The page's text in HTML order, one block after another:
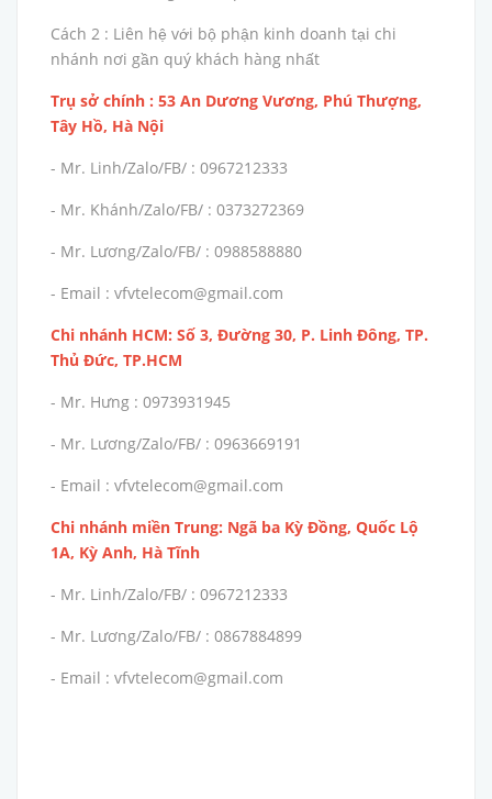
Cách 2 : Liên hệ với bộ phận kinh doanh tại chi
nhánh nơi gần quý khách hàng nhất
Trụ sở chính : 53 An Dương Vương, Phú Thượng,
Tây Hồ, Hà Nội
- Mr. Linh/Zalo/FB/ : 0967212333
- Mr. Khánh/Zalo/FB/ : 0373272369
- Mr. Lương/Zalo/FB/ : 0988588880
- Email : vfvtelecom@gmail.com
Chi nhánh HCM: Số 3, Đường 30, P. Linh Đông, TP.
Thủ Đức, TP.HCM
- Mr. Hưng : 0973931945
- Mr. Lương/Zalo/FB/ : 0963669191
- Email : vfvtelecom@gmail.com
Chi nhánh miền Trung: Ngã ba Kỳ Đồng, Quốc Lộ
1A, Kỳ Anh, Hà Tĩnh
- Mr. Linh/Zalo/FB/ : 0967212333
- Mr. Lương/Zalo/FB/ : 0867884899
- Email : vfvtelecom@gmail.com